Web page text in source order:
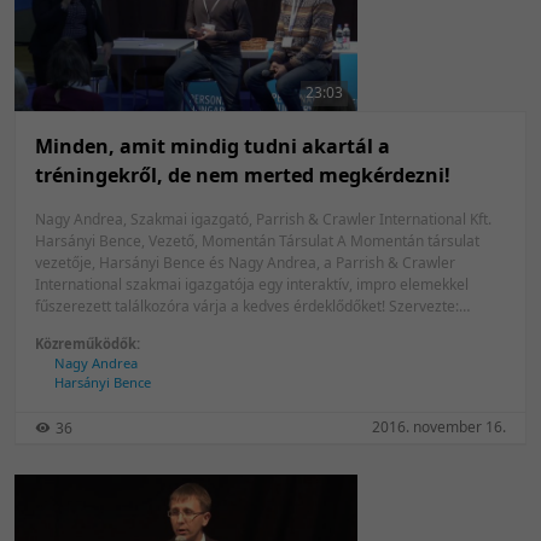
23:03
Minden, amit mindig tudni akartál a
tréningekről, de nem merted megkérdezni!
Nagy Andrea, Szakmai igazgató, Parrish & Crawler International Kft.
Harsányi Bence, Vezető, Momentán Társulat A Momentán társulat
vezetője, Harsányi Bence és Nagy Andrea, a Parrish & Crawler
International szakmai igazgatója egy interaktív, impro elemekkel
fűszerezett találkozóra várja a kedves érdeklődőket! Szervezte:
Közreműködők:
Nagy Andrea
Harsányi Bence
36 2016. november 16.